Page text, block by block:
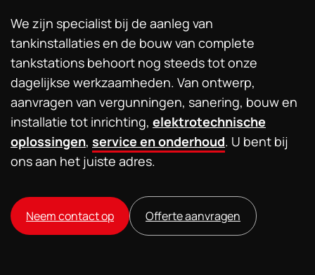
We zijn specialist bij de aanleg van
tankinstallaties en de bouw van complete
tankstations behoort nog steeds tot onze
dagelijkse werkzaamheden. Van ontwerp,
aanvragen van vergunningen, sanering, bouw en
installatie tot inrichting, elektrotechnische
oplossingen, service en onderhoud. U bent bij
ons aan het juiste adres.
Neem contact op Offerte aanvragen